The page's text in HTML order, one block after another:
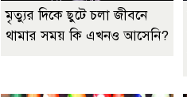
মৃত্যুর দিকে ছুটে চলা জীবনে
থামার সময় কি এখনও আসেনি?